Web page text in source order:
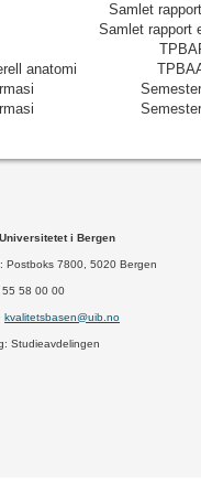
Samlet
Samlet rapport
anatomi
i Bergen
Postboks 7800, 5020 Bergen
55 58 00 00
kvalitetsbasen@uib.no
Studieavdelingen